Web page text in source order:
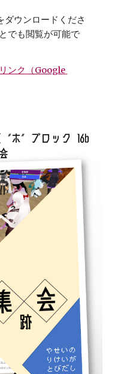
ウンロードくださ
でも閲覧が可能で
ンク（Google